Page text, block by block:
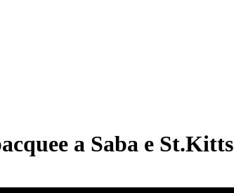
a Saba e St.Kitts